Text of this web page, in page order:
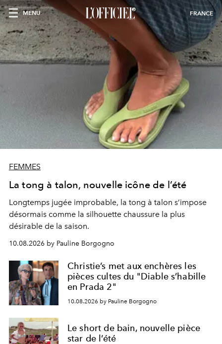
MENU FRANCE
FEMMES
La tong à talon, nouvelle icône de l’été
Longtemps jugée improbable, la tong à talon s’impose
désormais comme la silhouette chaussure la plus
désirable de la saison.
10.08.2026 by Pauline Borgogno
Christie’s met aux enchères les
pièces cultes du "Diable s’habille
en Prada 2"
10.08.2026 by Pauline Borgogno
Le short de bain, nouvelle pièce
star de l’été